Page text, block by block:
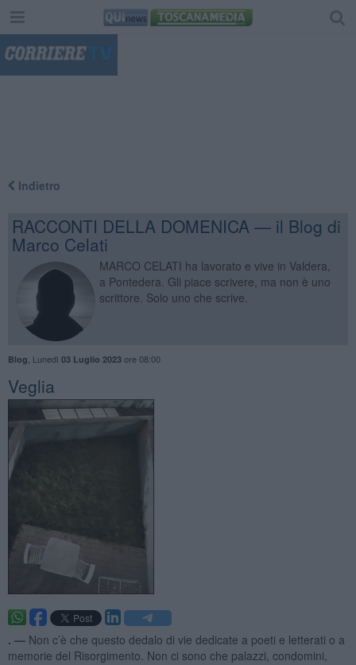
Indietro
RACCONTI DELLA DOMENICA — il Blog di
Marco Celati
MARCO CELATI ha lavorato e vive in Valdera,
a Pontedera. Gli piace scrivere, ma non è uno
scrittore. Solo uno che scrive.
Blog Lunedì 03 Luglio 2023ore 08:00
Veglia
. — Non c’è che questo dedalo di vie dedicate a poeti e letterati o a
memorie del Risorgimento. Non ci sono che palazzi, condomini,